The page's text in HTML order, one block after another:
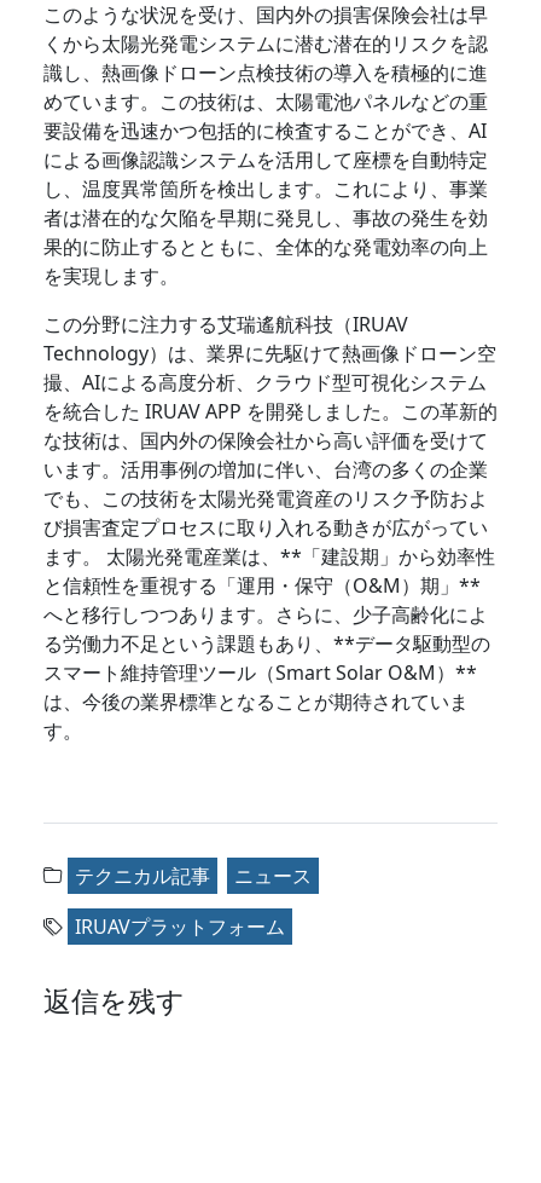
このような状況を受け、国内外の損害保険会社は早
くから太陽光発電システムに潜む潜在的リスクを認
識し、熱画像ドローン点検技術の導入を積極的に進
めています。この技術は、太陽電池パネルなどの重
要設備を迅速かつ包括的に検査することができ、AI
による画像認識システムを活用して座標を自動特定
し、温度異常箇所を検出します。これにより、事業
者は潜在的な欠陥を早期に発見し、事故の発生を効
果的に防止するとともに、全体的な発電効率の向上
を実現します。
この分野に注力する艾瑞遙航科技（IRUAV
Technology）は、業界に先駆けて熱画像ドローン空
撮、AIによる高度分析、クラウド型可視化システム
を統合した IRUAV APP を開発しました。この革新的
な技術は、国内外の保険会社から高い評価を受けて
います。活用事例の増加に伴い、台湾の多くの企業
でも、この技術を太陽光発電資産のリスク予防およ
び損害査定プロセスに取り入れる動きが広がってい
ます。 太陽光発電産業は、**「建設期」から効率性
と信頼性を重視する「運用・保守（O&M）期」**
へと移行しつつあります。さらに、少子高齢化によ
る労働力不足という課題もあり、**データ駆動型の
スマート維持管理ツール（Smart Solar O&M）**
は、今後の業界標準となることが期待されていま
す。
テクニカル記事
ニュース
IRUAVプラットフォーム
返信を残す